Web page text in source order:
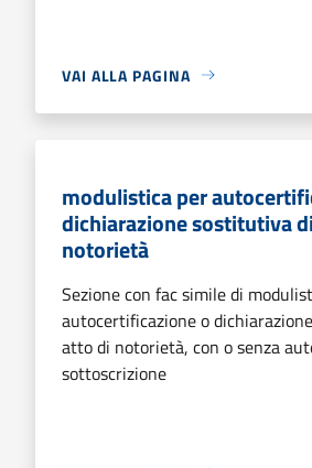
VAI ALLA PAGINA
modulistica per
dichiarazione sostitutiva
notorietà
Sezione con fac simile di
autocertificazione o
atto di notorietà, con o senza
sottoscrizione